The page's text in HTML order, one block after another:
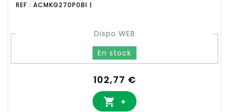
REF : ACMKG270P0BI |
Dispo WEB
En stock
Prix
102,77 €
 +